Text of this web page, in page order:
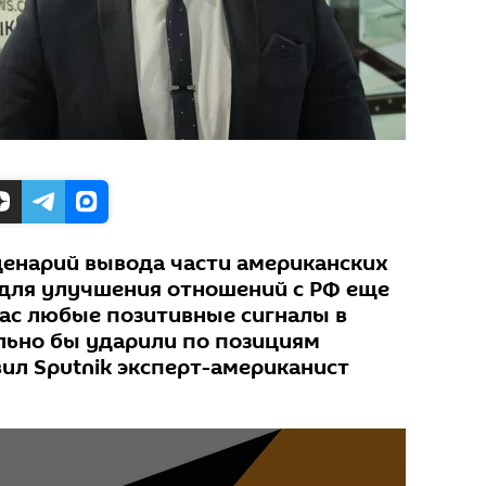
вывода части американских
улучшения отношений с РФ еще
любые позитивные сигналы в
бы ударили по позициям
Sputnik эксперт-американист